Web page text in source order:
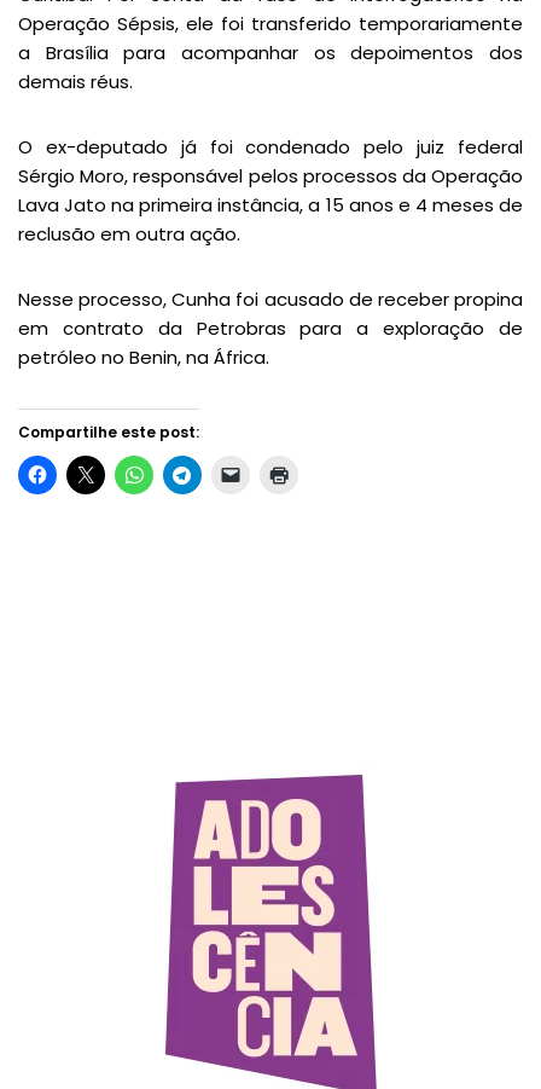
Operação Sépsis, ele foi transferido temporariamente
a Brasília para acompanhar os depoimentos dos
demais réus.
O ex-deputado já foi condenado pelo juiz federal
Sérgio Moro, responsável pelos processos da Operação
Lava Jato na primeira instância, a 15 anos e 4 meses de
reclusão em outra ação.
Nesse processo, Cunha foi acusado de receber propina
em contrato da Petrobras para a exploração de
petróleo no Benin, na África.
Compartilhe este post: